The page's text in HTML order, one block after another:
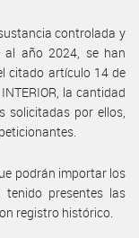
controlada y
al año 2024, se han
citado artículo 14 de
la cantidad
solicitadas por ellos,
podrán importar los
presentes las
registro histórico.